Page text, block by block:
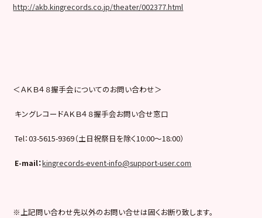
http://akb.kingrecords.co.jp/theater/002377.html
＜ＡＫＢ４８握手会についてのお問い合わせ＞
キングレコードＡＫＢ４８握手会お問い合せ窓口
Tel：03-5615-9369（土日祝祭日を除く10:00〜18:00）
E-mail：kingrecords-event-info@support-user.com
※上記問い合わせ先以外のお問い合せは固くお断り致します。